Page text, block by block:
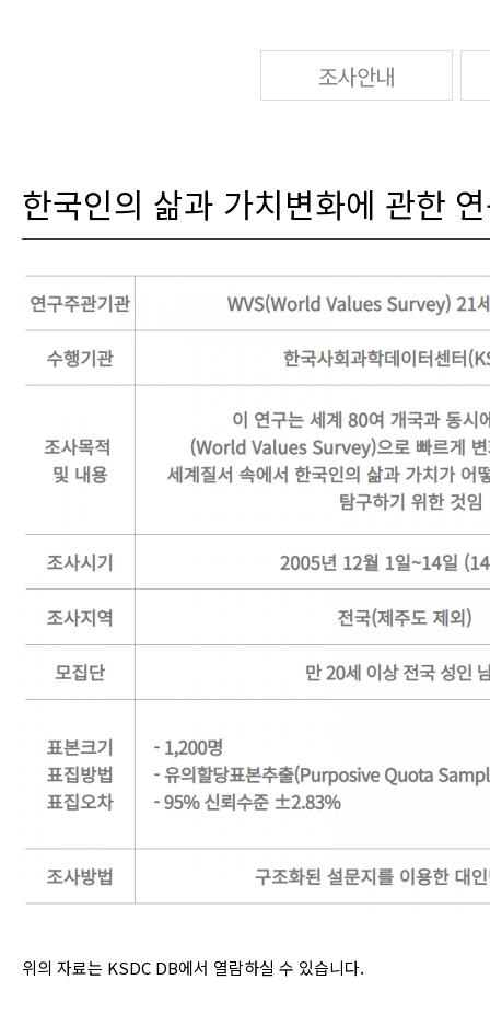
조사안내
한국인의 삶과 가치변화에 관한
위의 자료는 KSDC DB에서 열람하실 수 있습니다.